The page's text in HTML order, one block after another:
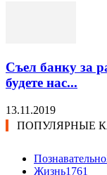
Съел банку за
будете нас...
13.11.2019
ПОПУЛЯРНЫЕ
Познавательно
Жизнь1761